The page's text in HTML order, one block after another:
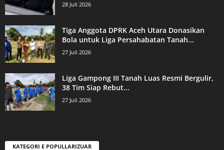
28 Juli 2026
Tiga Anggota DPRK Aceh Utara Donasikan
Bola untuk Liga Persahabatan Tanah...
27 Juli 2026
Liga Gampong III Tanah Luas Resmi Bergulir,
38 Tim Siap Rebut...
27 Juli 2026
KATEGORI E POPULLARIZUAR